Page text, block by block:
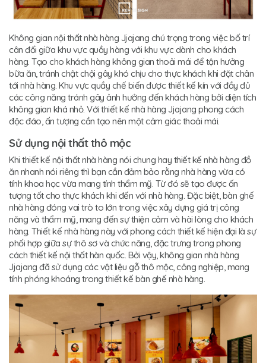
Không gian nội thất nhà hàng Jjajang chú trọng trong việc bố trí
cân đối giữa khu vực quầy hàng với khu vực dành cho khách
hàng. Tạo cho khách hàng không gian thoải mái để tận hưởng
bữa ăn, tránh chật chội gây khó chịu cho thực khách khi đặt chân
tới nhà hàng. Khu vực quầy chế biến được thiết kế kín với đầy đủ
các công năng tránh gây ảnh hưởng đến khách hàng bởi diện tích
không gian khá nhỏ. Với thiết kế nhà hàng Jjajang phong cách
độc đáo, ấn tượng cần tạo nên một cảm giác thoải mái.
Sử dụng nội thất thô mộc
Khi thiết kế nội thất nhà hàng nói chung hay thiết kế nhà hàng đồ
ăn nhanh nói riêng thì bạn cần đảm bảo rằng nhà hàng vừa có
tính khoa học vừa mang tính thẩm mỹ. Từ đó sẽ tạo được ấn
tượng tốt cho thực khách khi đến với nhà hàng. Đặc biệt, bàn ghế
nhà hàng đóng vai trò to lớn trong việc xây dựng giá trị công
năng và thẩm mỹ, mang đến sự thiện cảm và hài lòng cho khách
hàng. Thiết kế nhà hàng này với phong cách thiết kế hiện đại là sự
phối hợp giữa sự thô sơ và chức năng, đặc trưng trong phong
cách thiết kế nội thất hàn quốc. Bởi vậy, không gian nhà hàng
Jjajang đã sử dụng các vật liệu gỗ thô mộc, công nghiệp, mang
tính phóng khoáng trong thiết kế bàn ghế nhà hàng.